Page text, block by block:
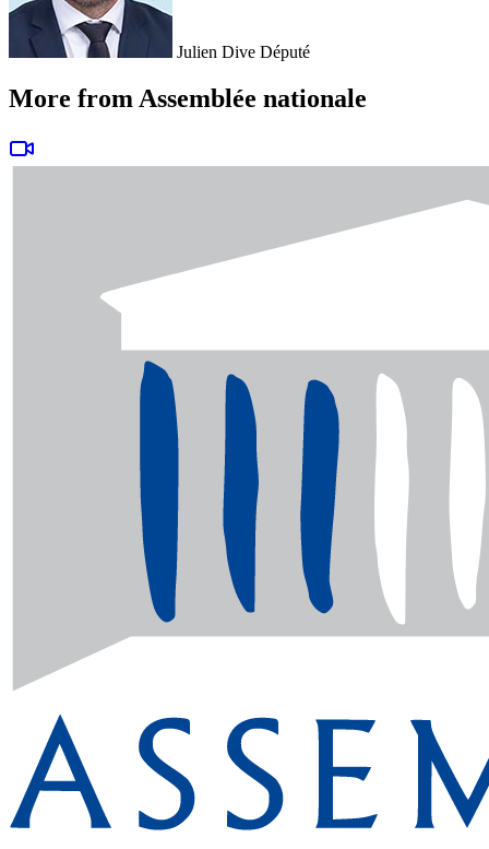
Julien Dive Député
More from Assemblée nationale